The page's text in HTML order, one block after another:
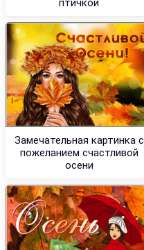
птичкой
Замечательная картинка с
пожеланием счастливой
осени